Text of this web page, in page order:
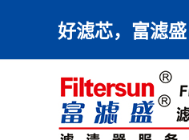
好滤芯，富滤